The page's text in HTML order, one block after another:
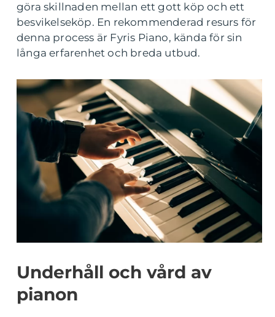
göra skillnaden mellan ett gott köp och ett
besvikelseköp. En rekommenderad resurs för
denna process är Fyris Piano, kända för sin
långa erfarenhet och breda utbud.
Underhåll och vård av
pianon